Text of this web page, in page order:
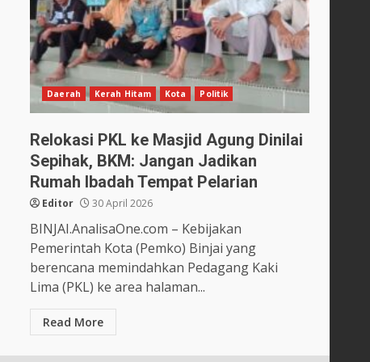
Daerah Kerah Hitam Kota Politik
Relokasi PKL ke Masjid Agung Dinilai
Sepihak, BKM: Jangan Jadikan
Rumah Ibadah Tempat Pelarian
Editor 30 April 2026
BINJAI.AnalisaOne.com – Kebijakan
Pemerintah Kota (Pemko) Binjai yang
berencana memindahkan Pedagang Kaki
Lima (PKL) ke area halaman...
Read More